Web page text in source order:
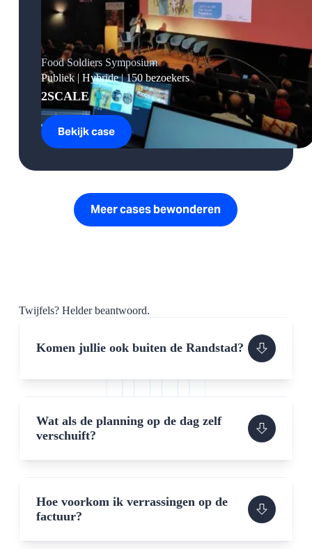
Food Soldiers Symposium
Publiek | Hybride | 150 bezoekers
2SCALE
Bekijk case
Food
Soldiers
Meer cases bewonderen
Twijfels? Helder beantwoord.
Komen jullie ook buiten de Randstad?
Wat als de planning op de dag zelf
verschuift?
Hoe voorkom ik verrassingen op de
factuur?